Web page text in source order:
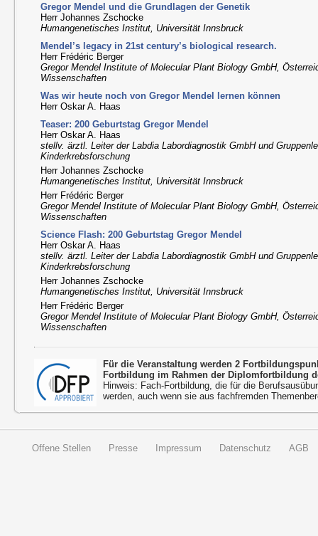
Gregor Mendel und die Grundlagen der Genetik
Herr Johannes Zschocke
Humangenetisches Institut, Universität Innsbruck
Mendel’s legacy in 21st century’s biological research.
Herr Frédéric Berger
Gregor Mendel Institute of Molecular Plant Biology GmbH,
Wissenschaften
Was wir heute noch von Gregor Mendel lernen können
Herr Oskar A. Haas
Teaser: 200 Geburtstag Gregor Mendel
Herr Oskar A. Haas
stellv. ärztl. Leiter der Labdia Labordiagnostik GmbH und
Kinderkrebsforschung
Herr Johannes Zschocke
Humangenetisches Institut, Universität Innsbruck
Herr Frédéric Berger
Gregor Mendel Institute of Molecular Plant Biology GmbH,
Wissenschaften
Science Flash: 200 Geburtstag Gregor Mendel
Herr Oskar A. Haas
stellv. ärztl. Leiter der Labdia Labordiagnostik GmbH und
Kinderkrebsforschung
Herr Johannes Zschocke
Humangenetisches Institut, Universität Innsbruck
Herr Frédéric Berger
Gregor Mendel Institute of Molecular Plant Biology GmbH,
Wissenschaften
Für die Veranstaltung werden 2
Fortbildung im Rahmen der Diplomfortbildung
Hinweis: Fach-Fortbildung, die für die
werden, auch wenn sie aus fachfremden
Offene Stellen Presse Impressum Datenschutz AGB